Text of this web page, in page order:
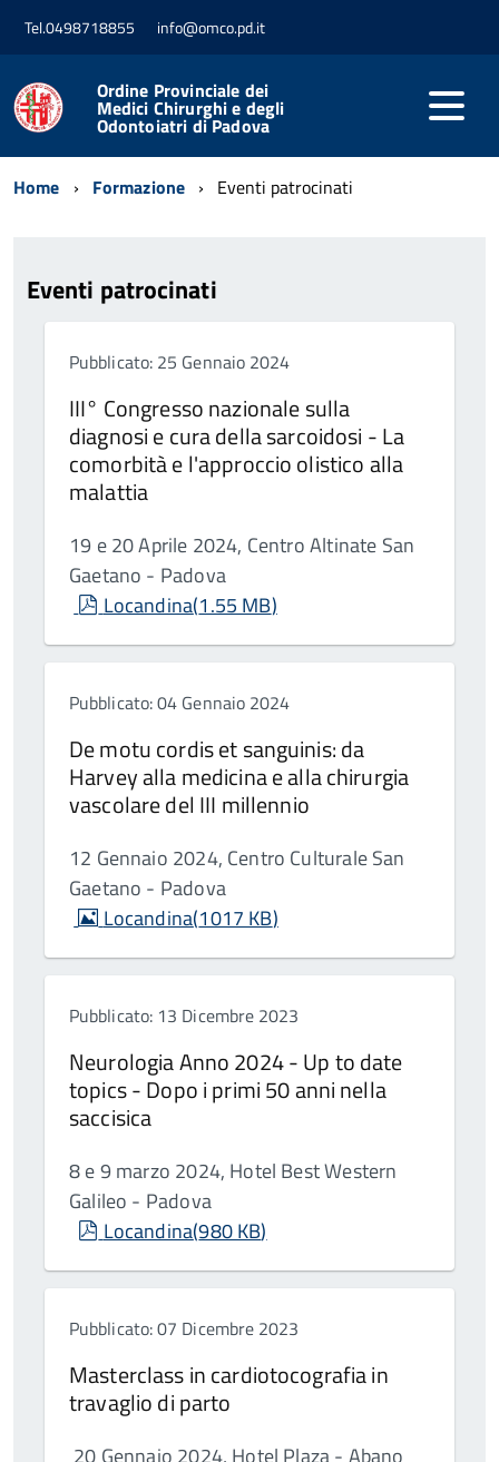
Tel.0498718855 info@omco.pd.it
Ordine Provinciale dei
Medici Chirurghi e degli
Odontoiatri di Padova
Home Formazione Eventi patrocinati
Eventi patrocinati
Pubblicato: 25 Gennaio 2024
III° Congresso nazionale sulla
diagnosi e cura della sarcoidosi - La
comorbità e l'approccio olistico alla
malattia
19 e 20 Aprile 2024, Centro Altinate San
Gaetano - Padova
pdf
Locandina(1.55 MB)
Pubblicato: 04 Gennaio 2024
De motu cordis et sanguinis: da
Harvey alla medicina e alla chirurgia
vascolare del III millennio
12 Gennaio 2024, Centro Culturale San
Gaetano - Padova
image
Locandina(1017 KB)
Pubblicato: 13 Dicembre 2023
Neurologia Anno 2024 - Up to date
topics - Dopo i primi 50 anni nella
saccisica
8 e 9 marzo 2024, Hotel Best Western
Galileo - Padova
pdf
Locandina(980 KB)
Pubblicato: 07 Dicembre 2023
Masterclass in cardiotocografia in
travaglio di parto
20 Gennaio 2024, Hotel Plaza - Abano